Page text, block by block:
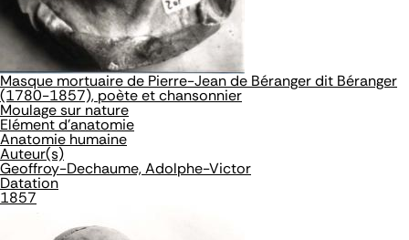
Masque mortuaire de Pierre-Jean de Béranger dit Béranger
(1780-1857), poète et chansonnier
Moulage sur nature
Elément d'anatomie
Anatomie humaine
Auteur(s)
Geoffroy-Dechaume, Adolphe-Victor
Datation
1857